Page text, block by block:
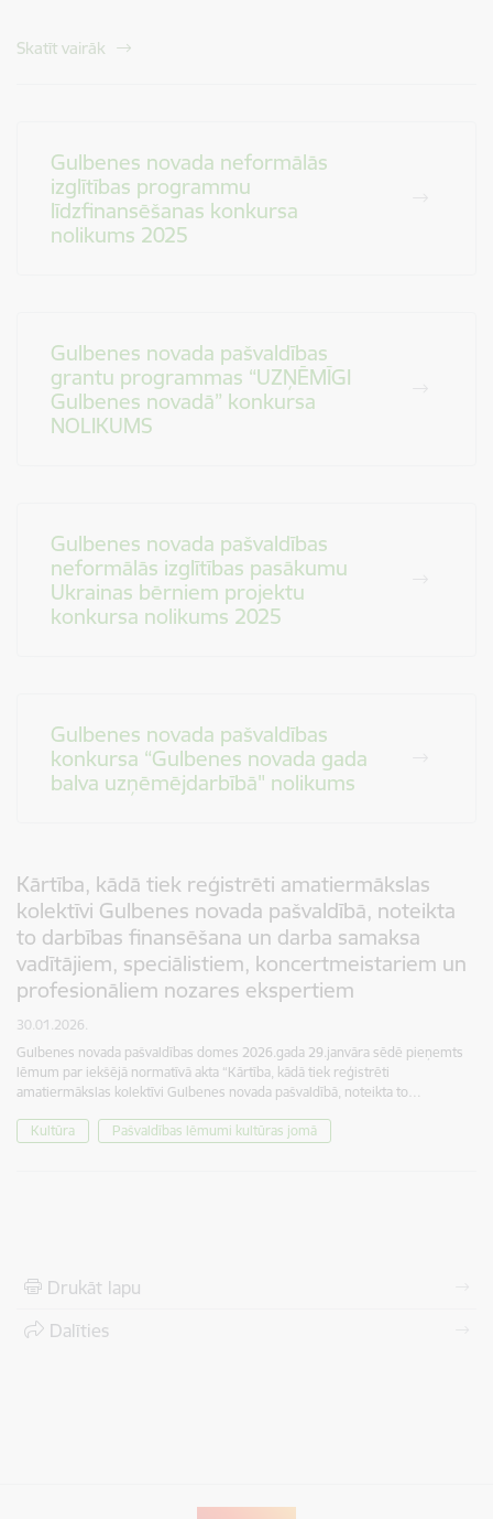
Skatīt vairāk
Gulbenes novada neformālās
izglītības programmu
līdzfinansēšanas konkursa
nolikums 2025
Gulbenes novada pašvaldības
grantu programmas “UZŅĒMĪGI
Gulbenes novadā” konkursa
NOLIKUMS
Gulbenes novada pašvaldības
neformālās izglītības pasākumu
Ukrainas bērniem projektu
konkursa nolikums 2025
Gulbenes novada pašvaldības
konkursa “Gulbenes novada gada
balva uzņēmējdarbībā" nolikums
Kārtība, kādā tiek reģistrēti amatiermākslas
kolektīvi Gulbenes novada pašvaldībā, noteikta
to darbības finansēšana un darba samaksa
vadītājiem, speciālistiem, koncertmeistariem un
profesionāliem nozares ekspertiem
30.01.2026.
Gulbenes novada pašvaldības domes 2026.gada 29.janvāra sēdē pieņemts
lēmum par iekšējā normatīvā akta “Kārtība, kādā tiek reģistrēti
amatiermākslas kolektīvi Gulbenes novada pašvaldībā, noteikta to…
Kultūra Pašvaldības lēmumi kultūras jomā
Drukāt lapu
Dalīties